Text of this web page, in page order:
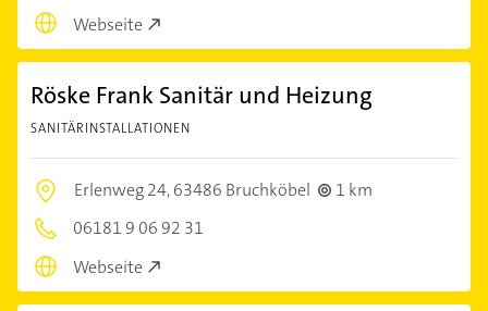
Webseite
Röske Frank Sanitär und Heizung
SANITÄRINSTALLATIONEN
Erlenweg 24,63486 Bruchköbel
1 km
06181 9 06 92 31
Webseite